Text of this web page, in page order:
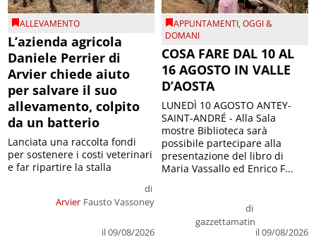
ALLEVAMENTO
L’azienda agricola
Daniele Perrier di
Arvier chiede aiuto
per salvare il suo
allevamento, colpito
da un batterio
Arvier
di
Fausto Vassoney
il 09/08/2026
Lanciata una raccolta fondi
per sostenere i costi veterinari
e far ripartire la stalla
APPUNTAMENTI,OGGI &
DOMANI
COSA FARE DAL 10 AL
16 AGOSTO IN VALLE
D’AOSTA
di
gazzettamatin
il 09/08/2026
LUNEDÌ 10 AGOSTO ANTEY-
SAINT-ANDRÉ - Alla Sala
mostre Biblioteca sarà
possibile partecipare alla
presentazione del libro di
Maria Vassallo ed Enrico F...